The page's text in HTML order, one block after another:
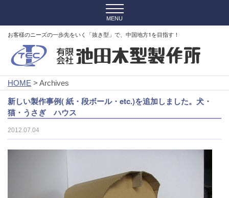
お客様のニーズの一歩先をいく「抜き型」で、中国地方1を目指す！
HOME > Archives
新しい製作事例( 紙・段ボール・etc.)を追加しました。犬・
猫・うさぎ ハウス
2012.07.04